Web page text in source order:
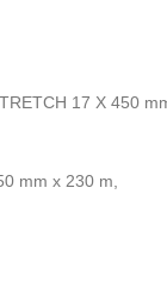
17 X 450